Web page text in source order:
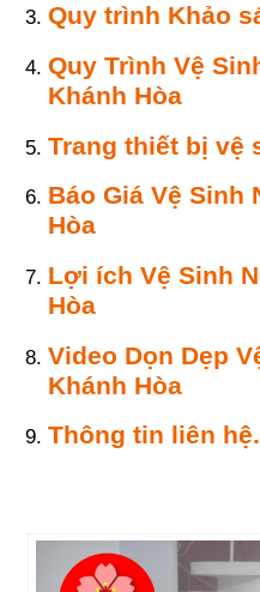
Quy trình Khảo
Quy Trình Vệ
Khánh Hòa
Trang thiết bị vệ
Báo Giá Vệ Sinh
Hòa
Lợi ích Vệ Sinh
Hòa
Video Dọn Dẹp
Khánh Hòa
Thông tin liên hệ.